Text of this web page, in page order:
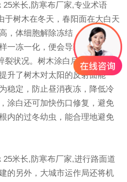
25米长, 防寒布厂家,专业术语
于树木在冬天，春阳面在大白天
，体细胞解除冻结，夜里温度
一冻一化，便会导致树木皮部
裂状况。树木涂白后，不但给它
升了树木对太阳的反射面能
稳定，防止昼消夜冻，降低冷
涂白还可加快伤口修复，避免
内的过冬幼虫，能合理地避免
25米长, 防寒布厂家,进行路面道
的另外，大城市运作局还将机